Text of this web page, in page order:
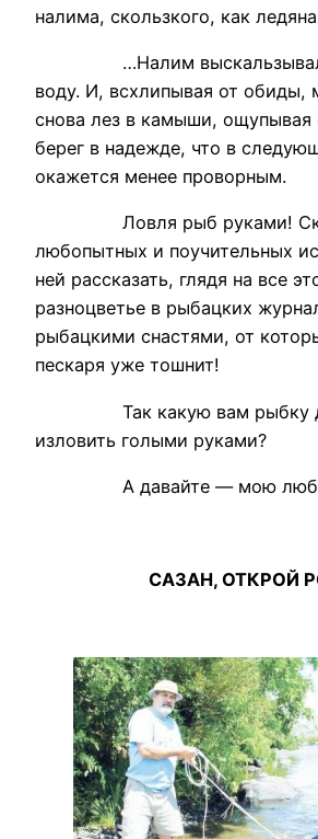
налима, скользкого, как
…Налим выскальзывал
воду. И, всхлипывая от обиды,
снова лез в камыши,
берег в надежде, что в
окажется менее проворным.
Ловля рыб руками!
любопытных и поучительных
ней рассказать, глядя на все
разноцветье в рыбацких
рыбацкими снастями, от
пескаря уже тошнит!
Так какую вам рыбку
изловить голыми руками?
А давайте — мою
САЗАН, ОТКРОЙ